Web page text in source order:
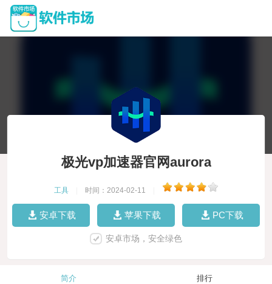
极光vp加速器官网aurora
工具 时间：2024-02-11
安卓下载 苹果下载 PC下载
安卓市场，安全绿色
简介 排行